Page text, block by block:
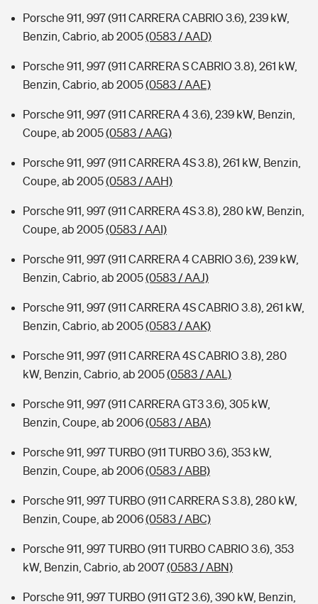
Porsche 911, 997 (911 CARRERA CABRIO 3.6), 239 kW,
Benzin, Cabrio, ab 2005(0583 / AAD)
Porsche 911, 997 (911 CARRERA S CABRIO 3.8), 261 kW,
Benzin, Cabrio, ab 2005(0583 / AAE)
Porsche 911, 997 (911 CARRERA 4 3.6), 239 kW, Benzin,
Coupe, ab 2005(0583 / AAG)
Porsche 911, 997 (911 CARRERA 4S 3.8), 261 kW, Benzin,
Coupe, ab 2005(0583 / AAH)
Porsche 911, 997 (911 CARRERA 4S 3.8), 280 kW, Benzin,
Coupe, ab 2005(0583 / AAI)
Porsche 911, 997 (911 CARRERA 4 CABRIO 3.6), 239 kW,
Benzin, Cabrio, ab 2005(0583 / AAJ)
Porsche 911, 997 (911 CARRERA 4S CABRIO 3.8), 261 kW,
Benzin, Cabrio, ab 2005(0583 / AAK)
Porsche 911, 997 (911 CARRERA 4S CABRIO 3.8), 280
kW, Benzin, Cabrio, ab 2005(0583 / AAL)
Porsche 911, 997 (911 CARRERA GT3 3.6), 305 kW,
Benzin, Coupe, ab 2006(0583 / ABA)
Porsche 911, 997 TURBO (911 TURBO 3.6), 353 kW,
Benzin, Coupe, ab 2006(0583 / ABB)
Porsche 911, 997 TURBO (911 CARRERA S 3.8), 280 kW,
Benzin, Coupe, ab 2006(0583 / ABC)
Porsche 911, 997 TURBO (911 TURBO CABRIO 3.6), 353
kW, Benzin, Cabrio, ab 2007(0583 / ABN)
Porsche 911, 997 TURBO (911 GT2 3.6), 390 kW, Benzin,